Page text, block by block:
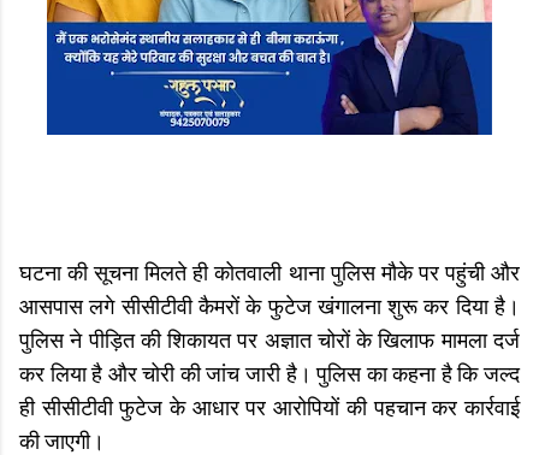
घटना की सूचना मिलते ही कोतवाली थाना पुलिस मौके पर पहुंची और
आसपास लगे सीसीटीवी कैमरों के फुटेज खंगालना शुरू कर दिया है।
पुलिस ने पीड़ित की शिकायत पर अज्ञात चोरों के खिलाफ मामला दर्ज
कर लिया है और चोरी की जांच जारी है। पुलिस का कहना है कि जल्द
ही सीसीटीवी फुटेज के आधार पर आरोपियों की पहचान कर कार्रवाई
की जाएगी।